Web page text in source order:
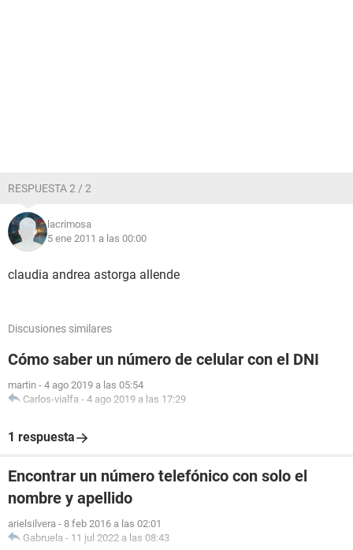
RESPUESTA 2 / 2
lacrimosa
5 ene 2011 a las 00:00
claudia andrea astorga allende
Discusiones similares
Cómo saber un número de celular con el DNI
martin - 4 ago 2019 a las 05:54
Carlos-vialfa - 4 ago 2019 a las 17:29
1 respuesta
Encontrar un número telefónico con solo el
nombre y apellido
arielsilvera - 8 feb 2016 a las 02:01
Gabruela - 11 jul 2022 a las 08:43